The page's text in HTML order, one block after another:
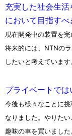
充実した社会生
において目指すべ
現在開発中の装置を完
将来的には、NTNの
したいと考えています
プライベートでは
今後も様々なことに
なりました。やりた
趣味の車を買いまし